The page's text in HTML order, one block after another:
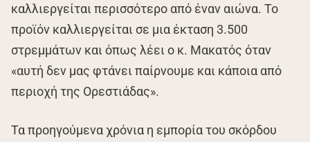
καλλιεργείται περισσότερο από έναν αιώνα. Το
προϊόν καλλιεργείται σε μια έκταση 3.500
στρεμμάτων και όπως λέει ο κ. Μακατός όταν
«αυτή δεν μας φτάνει παίρνουμε και κάποια από
περιοχή της Ορεστιάδας».
Τα προηγούμενα χρόνια η εμπορία του σκόρδου